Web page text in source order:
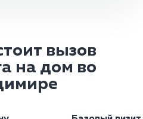
вызов
на дом во